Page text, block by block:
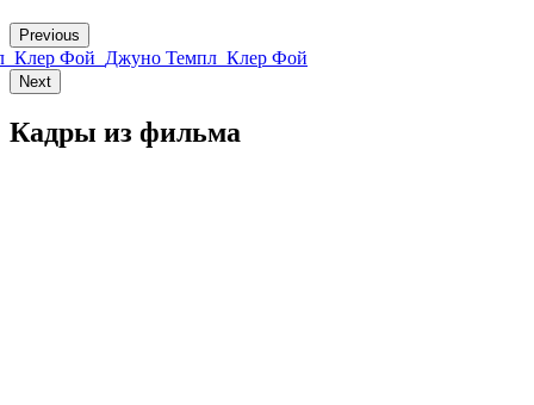
Previous
Клер Фой Джуно Темпл Клер Фой
Next
Кадры из фильмa